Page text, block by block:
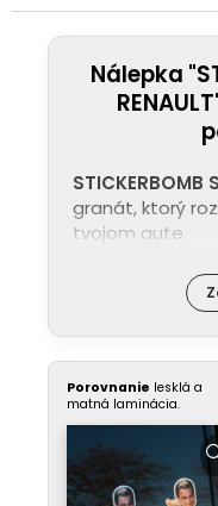
Nálepka
STICKERBOMB
granát, ktorý
tvojom aute.
Porovnanie lesklá a
matná laminácia.